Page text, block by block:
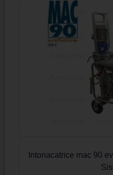
Intonacatrice mac 90